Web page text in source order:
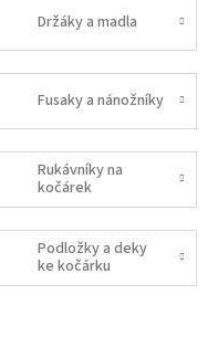
Držáky a madla
Fusaky a nánožníky
Rukávníky na
kočárek
Podložky a deky
ke kočárku